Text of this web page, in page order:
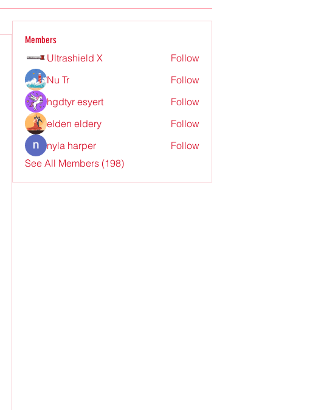
Members
Ultrashield X
Follow
Nu Tr
Follow
hgdtyr esyert
Follow
elden eldery
Follow
nyla harper
Follow
See All Members (198)